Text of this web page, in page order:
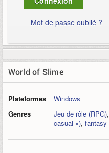
Mot de passe oublié ?
World of Slime
Plateformes
Windows
Genres
Jeu de rôle (RPG),
casual »), fantasy